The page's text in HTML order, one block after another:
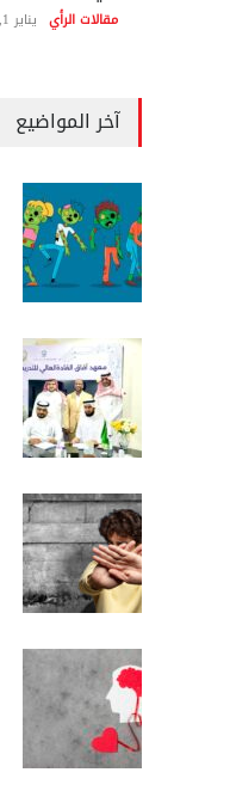
مقالات الرأي يناير 1, 2024
آخر المواضيع